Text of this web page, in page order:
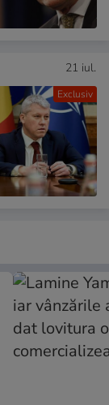
Exclusiv
21 iul.